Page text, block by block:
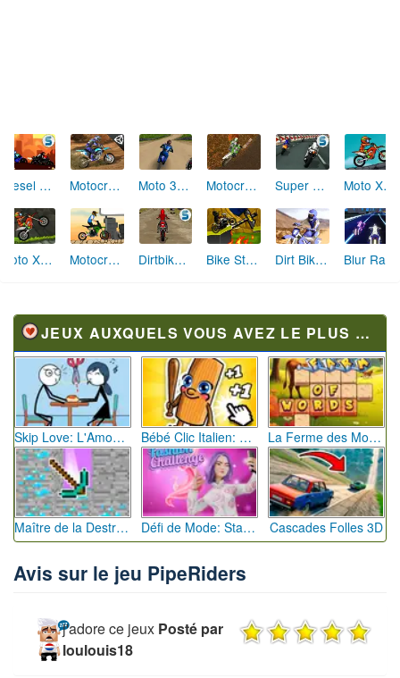
Diesel and Death Motocross Nitro (Unity) Moto 3D Unleashed Motocross Fever Super Bikes Track Stars Moto X3M 3
Moto X3M 2 Motocross Challenge Dirtbike Racing Bike Storm Dirt Bike Racing
JEUX AUXQUELS VOUS AVEZ LE PLUS JOUÉ
Skip Love: L'Amour en Péril Bébé Clic Italien: La Folie des Petits Bambins La Ferme des Mots - Cultivez votre Vocabulaire
Maître de la Destruction: Fusion de Pioches Défi de Mode: Star du Podium Cascades Folles 3D
Avis sur le jeu PipeRiders
j'adore ce jeux Posté par
loulouis18